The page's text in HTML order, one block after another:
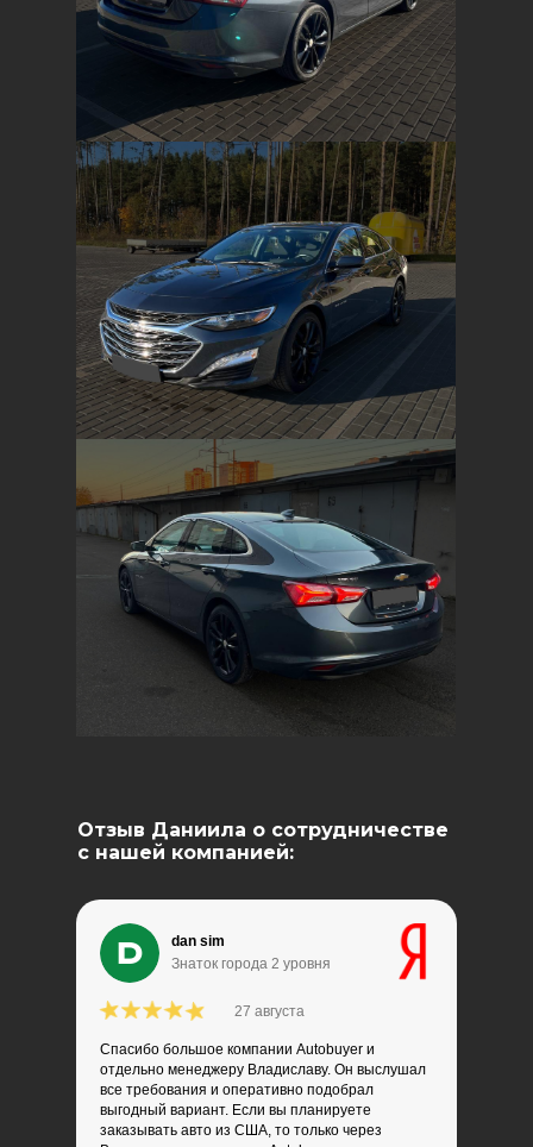
Спасибо большое компании Autobuyer и
отдельно менеджеру Владиславу. Он выслушал
все требования и оперативно подобрал
выгодный вариант. Если вы планируете
заказывать авто из США, то только через
Знаток города 2 уровня
dan sim
27 августа
Отзыв Даниила о сотрудничестве
с нашей компанией: